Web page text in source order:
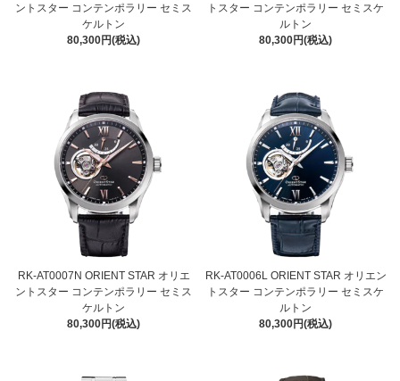
ントスター コンテンポラリー セミス
ケルトン
80,300円(税込)
トスター コンテンポラリー セミスケ
ルトン
80,300円(税込)
RK-AT0007N ORIENT STAR オリエ
ントスター コンテンポラリー セミス
ケルトン
80,300円(税込)
RK-AT0006L ORIENT STAR オリエン
トスター コンテンポラリー セミスケ
ルトン
80,300円(税込)